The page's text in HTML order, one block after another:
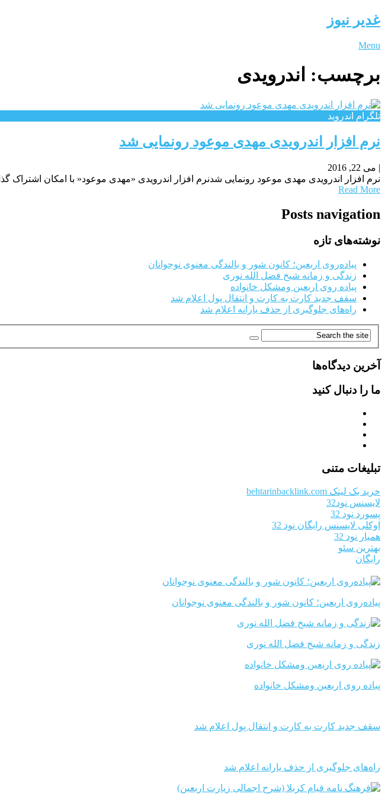
غدیر نیوز
Menu
برچسب: اندرویدی
تلگرام اندروید
نرم افزار اندرویدی مهدی موعود رونمایی شد
| می 22, 2016
نرم افزار اندرویدی مهدی موعود رونمایی شدنرم افزار اندرویدی «مهدی موعود« با امکان
Read More
Posts navigation
نوشته‌های تازه
پیاده‌روی اربعین؛ کانون شور و بالندگی معنوی نوجوانان
زندگی و زمانه شیخ فضل الله نوری
پیاده روی اربعین ومشکل خانواده
سقف جدید کارت به کارت و انتقال پول اعلام شد
راه‌های جلوگیری از حذف یارانه اعلام شد
آخرین دیدگاه‌ها
ما را دنبال کنید
تبلیغات متنی
خرید بک لینک behtarinbacklink.com
لایسنس نود32
پسورد نود 32
اوکلی لایسنس رایگان نود 32
همیار نود 32
بهترین سئو
رایگان
پیاده‌روی اربعین؛ کانون شور و بالندگی معنوی نوجوانان
زندگی و زمانه شیخ فضل الله نوری
پیاده روی اربعین ومشکل خانواده
سقف جدید کارت به کارت و انتقال پول اعلام شد
راه‌های جلوگیری از حذف یارانه اعلام شد